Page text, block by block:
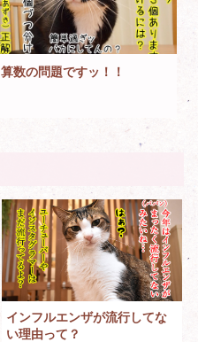
算数の問題ですッ！！
インフルエンザが流行してな
い理由って？